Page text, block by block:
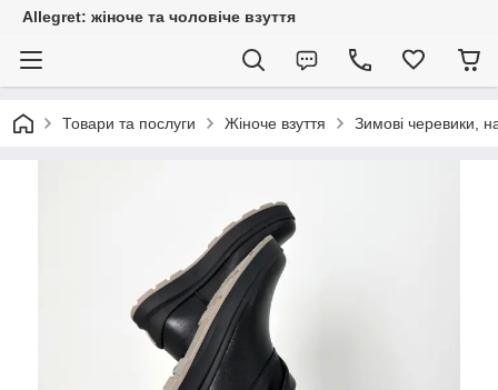
Allegret: жіноче та чоловіче взуття
Товари та послуги Жіноче взуття Зимові черевики,